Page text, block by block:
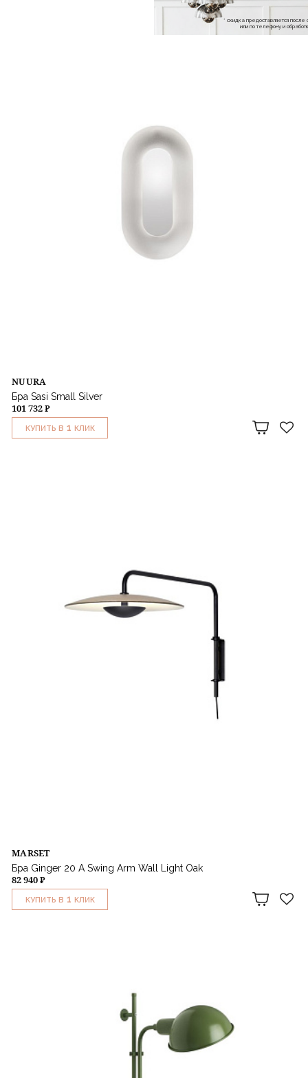
NUURA
Бра Sasi Small Silver
101 732 ₽
КУПИТЬ В 1 КЛИК
MARSET
Бра Ginger 20 A Swing Arm Wall Light Oak
82 940 ₽
КУПИТЬ В 1 КЛИК
* скидка предоставляется
или по телефону и